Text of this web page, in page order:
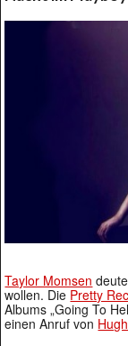
Taylor Momsen
wollen. Die Pretty
Albums „Going To
einen Anruf von